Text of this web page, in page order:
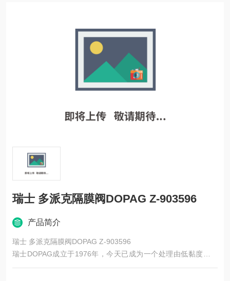
瑞士 多派克隔膜阀DOPAG Z-903596
产品简介
瑞士 多派克隔膜阀DOPAG Z-903596
瑞士DOPAG成立于1976年，今天已成为一个处理由低黏度到高
黏度的单组分物料和多组分聚合物的，计量混和系统的**性*和制